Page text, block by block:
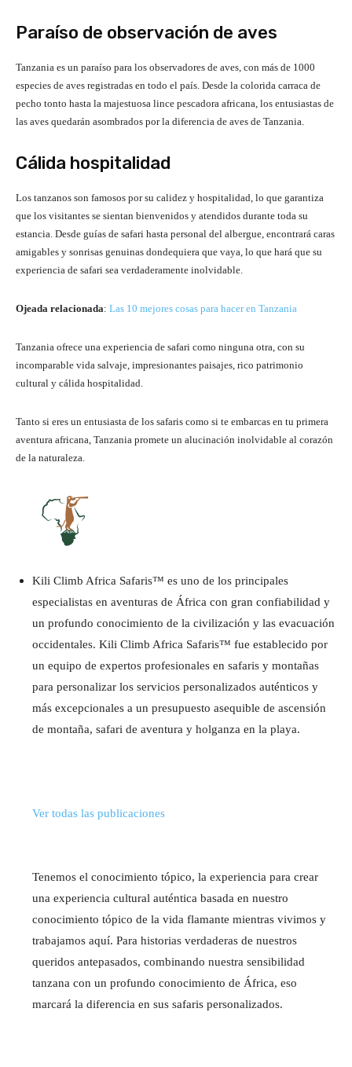
Paraíso de observación de aves
Tanzania es un paraíso para los observadores de aves, con más de 1000
especies de aves registradas en todo el país. Desde la colorida carraca de
pecho tonto hasta la majestuosa lince pescadora africana, los entusiastas de
las aves quedarán asombrados por la diferencia de aves de Tanzania.
Cálida hospitalidad
Los tanzanos son famosos por su calidez y hospitalidad, lo que garantiza
que los visitantes se sientan bienvenidos y atendidos durante toda su
estancia. Desde guías de safari hasta personal del albergue, encontrará caras
amigables y sonrisas genuinas dondequiera que vaya, lo que hará que su
experiencia de safari sea verdaderamente inolvidable.
Ojeada relacionada: Las 10 mejores cosas para hacer en Tanzania
Tanzania ofrece una experiencia de safari como ninguna otra, con su
incomparable vida salvaje, impresionantes paisajes, rico patrimonio
cultural y cálida hospitalidad.
Tanto si eres un entusiasta de los safaris como si te embarcas en tu primera
aventura africana, Tanzania promete un alucinación inolvidable al corazón
de la naturaleza.
Kili Climb Africa Safaris™ es uno de los principales
especialistas en aventuras de África con gran confiabilidad y
un profundo conocimiento de la civilización y las evacuación
occidentales. Kili Climb Africa Safaris™ fue establecido por
un equipo de expertos profesionales en safaris y montañas
para personalizar los servicios personalizados auténticos y
más excepcionales a un presupuesto asequible de ascensión
de montaña, safari de aventura y holganza en la playa.
Ver todas las publicaciones
Tenemos el conocimiento tópico, la experiencia para crear
una experiencia cultural auténtica basada en nuestro
conocimiento tópico de la vida flamante mientras vivimos y
trabajamos aquí. Para historias verdaderas de nuestros
queridos antepasados, combinando nuestra sensibilidad
tanzana con un profundo conocimiento de África, eso
marcará la diferencia en sus safaris personalizados.